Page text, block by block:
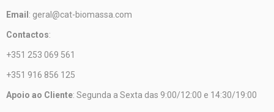
Email : geral@cat-biomassa.com
Contactos:
+351 253 069 561
+351 916 856 125
Apoio ao Cliente: Segunda a Sexta das 9:00/12:00 e 14:30/19:00